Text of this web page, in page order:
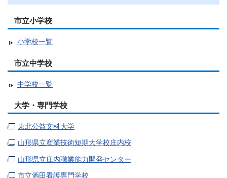
市立小学校
小学校一覧
市立中学校
中学校一覧
大学・専門学校
東北公益文科大学
山形県立産業技術短期大学校庄内校
山形県立庄内職業能力開発センター
市立酒田看護専門学校